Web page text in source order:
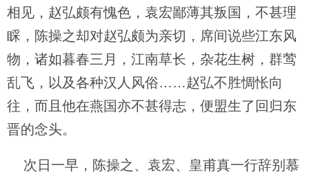
相见，赵弘颇有愧色，袁宏鄙薄其叛国，不甚理
睬，陈操之却对赵弘颇为亲切，席间说些江东风
物，诸如暮春三月，江南草长，杂花生树，群莺
乱飞，以及各种汉人风俗……赵弘不胜惆怅向
往，而且他在燕国亦不甚得志，便盟生了回归东
晋的念头。
次日一早，陈操之、袁宏、皇甫真一行辞别慕